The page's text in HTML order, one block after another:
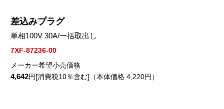
差込みプラグ
単相100V 30A/一括取出し
7XF-87236-00
メーカー希望小売価格
4,642円[消費税10％含む]（本体価格 4,220円）